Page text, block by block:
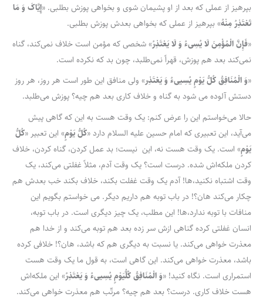
بپرهیز از عملی که بعد از او پشیمان شوی و بخواهی پوزش بطلبی. «إِیَّاکَ وَ مَا
تَعْتَذِرُ مِنْهُ» بپرهیز از عملی که بخواهی بعدش پوزش بطلبی.
«فَإِنَّ الْمُؤْمِنَ لَا یُسِی‌ءُ وَ لَا یَعْتَذِرُ» شخصی که مؤمن است خلاف نمی‌کند، گناه
نمی‌کند بعد هم پوزش، قهراً نمی‌طلبد، چون بد که نکرده است.
«وَ الْمُنَافِقُ‌ کُلُّ یَوْمٍ‌ یُسِیی‌ءُ وَ یَعْتَذِر» ولی منافق این طور است هر روز، هر روز
دستش آلوده می شود به گناه و خلاف کاری بعد هم چیه؟ پوزش می‌طلبد.
حالا می‌خواستم این را عرض کنم: یک وقت هست به این که گاهی پیش
می‌آید، این تعبیری که امام حسین علیه السلام دارد «کُلُّ یَوْمٍ‌» این تعبیر «کُلُّ
یَوْمٍ‌» است. یک وقت هست نه، این نیست؛ بد عمل کردن، گناه کردن، خلاف
کردن ملکه‌اش شده. درست است؟ یک وقت آدم، مثلاً غفلتی می‌کند، یک
وقت اشتباه نکنید،ها! آدم یک وقت غفلت بکند، خلاف بکند خب بعدش هم
چکار می‌کند هان؟! در باب توبه هم داریم دیگر. می خواستم بگویم این
منافات با توبه ندارد،ها! این مطلب، یک چیز دیگری است. در باب توبه،
انسان غفلتی کرده گناهی ازش سر زده بعد هم توبه می‌کند و از خدا هم
معذرت خواهی می‌کند. یا نسبت به دیگری هم که باشد، هان؟! خلافی کرده
باشد، معذرت خواهی می‌کند. این گاهی است، به قول ما یک وقت هست
استمراری است. نگاه کنید! «وَ الْمُنَافِقُ‌ کُلُّیَوْمٍ‌ یُسِیی‌ءُ وَ یَعْتَذِرُ» این ملکه‌اش
هست خلاف کاری. درست؟ بعد هم چیه؟ مرتّب هم معذرت خواهی می‌کند.